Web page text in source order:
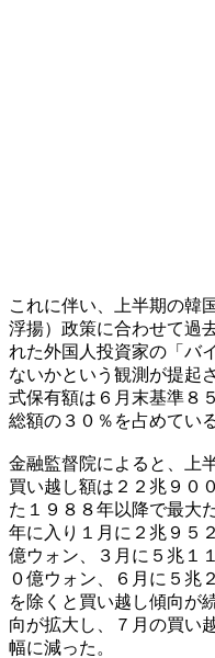
これに伴い、上半期の韓
浮揚）政策に合わせて過
れた外国人投資家の「バ
ないかという観測が提起
式保有額は６月末基準８
総額の３０％を占めている
金融監督院によると、上
買い越し額は２２兆９０
た１９８８年以降で最大
年に入り１月に２兆９５
億ウォン、３月に５兆１
０億ウォン、６月に５兆
を除くと買い越し傾向が
向が拡大し、７月の買い
幅に減った。